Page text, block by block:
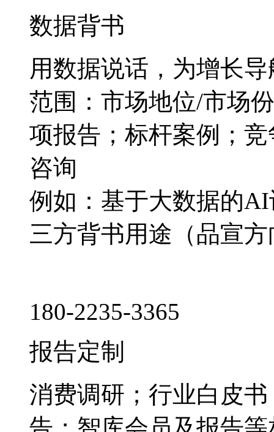
数据背书
用数据说话，为增长导
范围：市场地位/市场
项报告；标杆案例；
咨询
例如：基于大数据的
三方背书用途（品宣
180-2235-3365
报告定制
消费调研；行业白皮